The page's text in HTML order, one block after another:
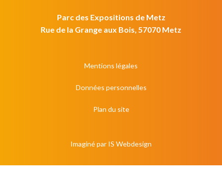
Parc des Expositions de Metz
Rue de la Grange aux Bois, 57070 Metz
Mentions légales
Données personnelles
Plan du site
Imaginé par IS Webdesign